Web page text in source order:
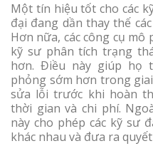
Một tín hiệu tốt cho các
đại đang dần thay thế
Hơn nữa, các công cụ
kỹ sư phân tích trạng
hơn. Điều này giúp họ
phỏng sớm hơn trong
sửa lỗi trước khi hoàn
thời gian và chi phí.
này cho phép các kỹ sư
khác nhau và đưa ra